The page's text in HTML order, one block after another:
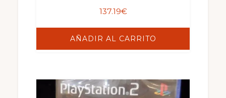
137.19€
AÑADIR AL CARRITO